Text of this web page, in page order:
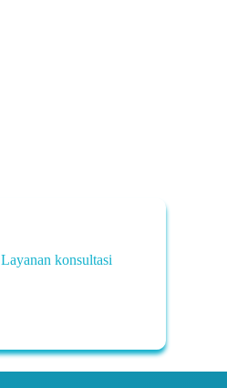
Layanan konsultasi